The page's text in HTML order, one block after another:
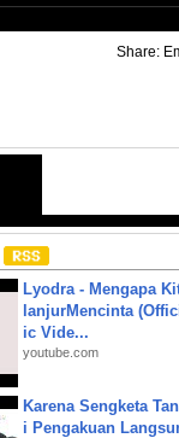
Share:
Lyodra - Mengapa
lanjurMencinta
ic Vide...
youtube.com
Karena Sengketa
i Pengakuan